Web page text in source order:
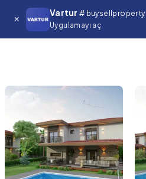
Vartur # buysellproperty
Uygulamayı aç